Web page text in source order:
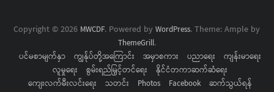
Copyright © 2026 MWCDF. Powered byWordPress. Theme: Ample by
ThemeGrill.
ပင်မစာမျက်နှာ ကျွန်ုပ်တို့အကြောင်း အမှာစကား ပညာရေး
ကျန်းမာရေး
လူမှုရေး
စွမ်းရည်မြှင့်တင်ရေး
နိုင်ငံတကာဆက်ဆံရေး
ကျေးလက်မီးလင်းရေး
သတင်း Photos Facebook ဆက်သွယ်ရန်